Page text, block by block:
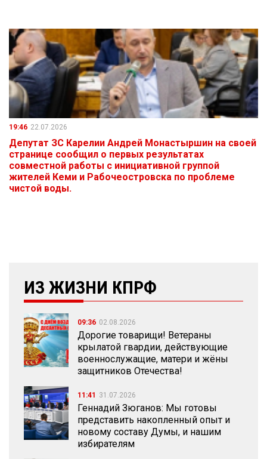
ИЗ ЖИЗНИ КПРФ
09:36 02.08.2026
Дорогие товарищи! Ветераны
крылатой гвардии, действующие
военнослужащие, матери и жёны
защитников Отечества!
11:41 31.07.2026
Геннадий Зюганов: Мы готовы
представить накопленный опыт и
новому составу Думы, и нашим
избирателям
19:46 22.07.2026
Депутат ЗС Карелии Андрей Монастыршин на своей
странице сообщил о первых результатах
совместной работы с инициативной группой
жителей Кеми и Рабочеостровска по проблеме
чистой воды.